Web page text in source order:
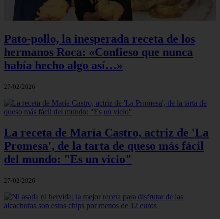
Pato-pollo, la inesperada receta de los
hermanos Roca: «Confieso que nunca
había hecho algo así…»
27/02/2026
La receta de María Castro, actriz de 'La
Promesa', de la tarta de queso más fácil
del mundo: "Es un vicio"
27/02/2026